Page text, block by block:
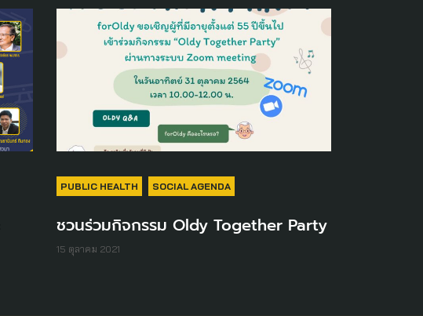
PUBLIC HEALTH SOCIAL AGENDA
ชวนร่วมกิจกรรม Oldy Together Party
15 ตุลาคม 2021